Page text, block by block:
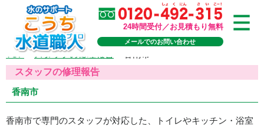
24時間受付／お見積もり無料
メールでのお問い合わせ
TOP>スタッフの修理報告
スタッフの修理報告
香南市
香南市で専門のスタッフが対応した、トイレやキッチン・浴室